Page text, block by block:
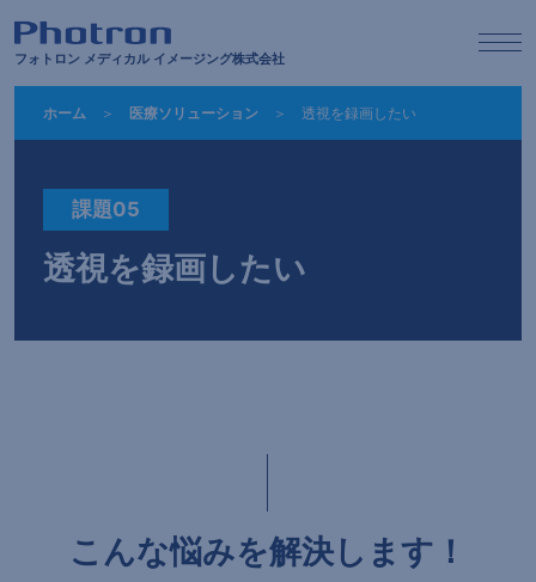
フォトロン メディカル イメージング株式会社
ホーム 医療ソリューション 透視を録画したい
課題05
透視を録画したい
こんな悩みを解決します！